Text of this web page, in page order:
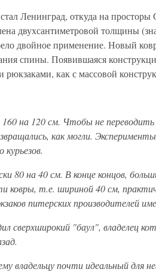
Ленинград, откуда на
двухсантиметровой толщины
двойное применение. Новый
спины. Появившаяся
как с массовой
на 120 см. Чтобы не переводить
как могли.
курьезов.
80 на 40 см. В конце концов,
ковры, т.е. шириной 40 см,
питерских производителей
сверхширокий "баул", владелец
владельцу почти идеальный для